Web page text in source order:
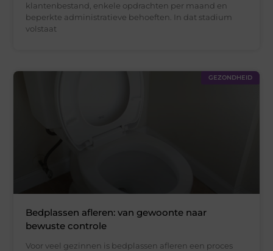
klantenbestand, enkele opdrachten per maand en
beperkte administratieve behoeften. In dat stadium
volstaat
GEZONDHEID
Bedplassen afleren: van gewoonte naar
bewuste controle
Voor veel gezinnen is bedplassen afleren een proces